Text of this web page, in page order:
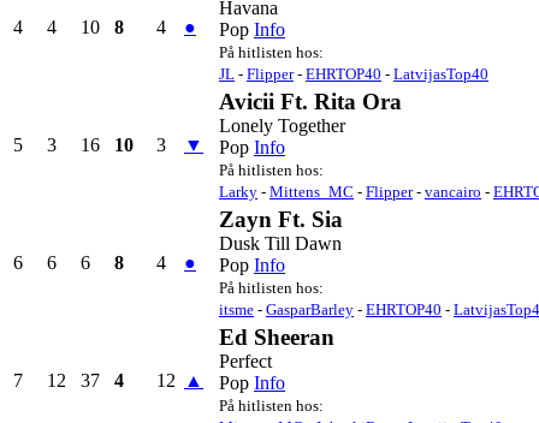
4 4 10 8 4 ●
Havana
Pop Info
På hitlisten hos:
JL - Flipper- EHRTOP40 - LatvijasTop40
5 3 16 10 3 ▼
Avicii Ft. Rita Ora
Lonely Together
Pop Info
På hitlisten hos:
Larky - Mittens_MC - Flipper- vancairo -
6 6 6 8 4 ●
Zayn Ft. Sia
Dusk Till Dawn
Pop Info
På hitlisten hos:
itsme - GasparBarley - EHRTOP40 -
7 12 37 4 12 ▲
Ed Sheeran
Perfect
Pop Info
På hitlisten hos: